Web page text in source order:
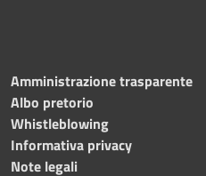
Amministrazione trasparente
Albo pretorio
Whistleblowing
Informativa privacy
Note legali